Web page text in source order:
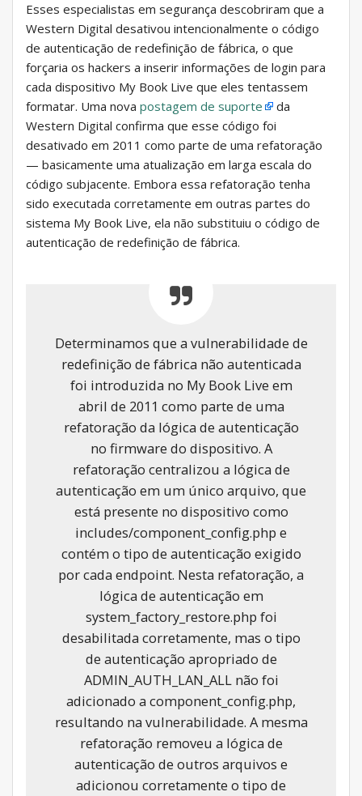
Esses especialistas em segurança descobriram que a
Western Digital desativou intencionalmente o código
de autenticação de redefinição de fábrica, o que
forçaria os hackers a inserir informações de login para
cada dispositivo My Book Live que eles tentassem
formatar. Uma nova postagem de suporte
da
Western Digital confirma que esse código foi
desativado em 2011 como parte de uma refatoração
— basicamente uma atualização em larga escala do
código subjacente. Embora essa refatoração tenha
sido executada corretamente em outras partes do
sistema My Book Live, ela não substituiu o código de
autenticação de redefinição de fábrica.
Determinamos que a vulnerabilidade de
redefinição de fábrica não autenticada
foi introduzida no My Book Live em
abril de 2011 como parte de uma
refatoração da lógica de autenticação
no firmware do dispositivo. A
refatoração centralizou a lógica de
autenticação em um único arquivo, que
está presente no dispositivo como
includes/component_config.php e
contém o tipo de autenticação exigido
por cada endpoint. Nesta refatoração, a
lógica de autenticação em
system_factory_restore.php foi
desabilitada corretamente, mas o tipo
de autenticação apropriado de
ADMIN_AUTH_LAN_ALL não foi
adicionado a component_config.php,
resultando na vulnerabilidade. A mesma
refatoração removeu a lógica de
autenticação de outros arquivos e
adicionou corretamente o tipo de